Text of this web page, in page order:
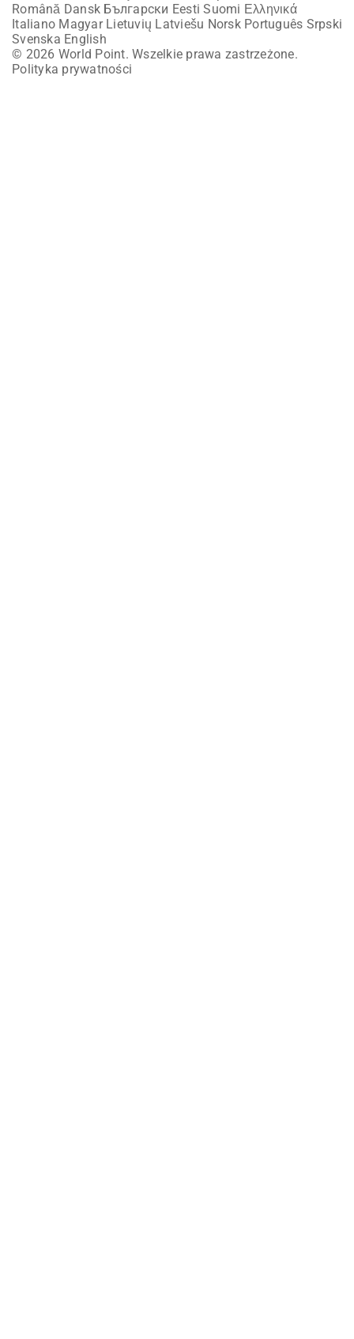
Română Dansk Български Eesti Suomi Ελληνικά
Italiano Magyar Lietuvių Latviešu Norsk Português Srpski
Svenska English
© 2026 World Point. Wszelkie prawa zastrzeżone.
Polityka prywatności